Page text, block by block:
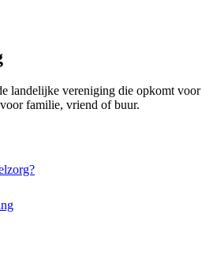
landelijke vereniging die opkomt voor
familie, vriend of buur.